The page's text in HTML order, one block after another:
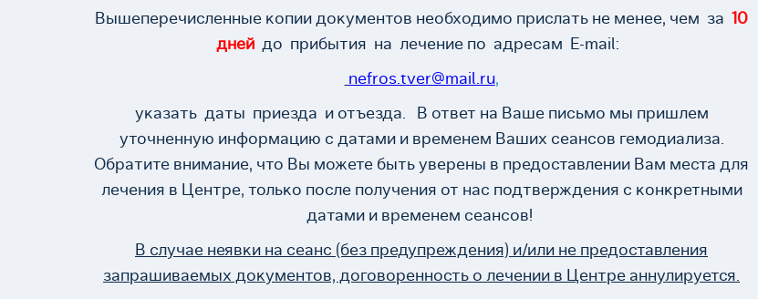
Вышеперечисленные копии документов необходимо прислать не менее, чем за 10
дней до прибытия на лечение по адресам E-mail:
nefros.tver@mail.ru,
указать даты приезда и отъезда. В ответ на Ваше письмо мы пришлем
уточненную информацию с датами и временем Ваших сеансов гемодиализа.
Обратите внимание, что Вы можете быть уверены в предоставлении Вам места для
лечения в Центре, только после получения от нас подтверждения с конкретными
датами и временем сеансов!
В случае неявки на сеанс (без предупреждения) и/или не предоставления
запрашиваемых документов, договоренность о лечении в Центре аннулируется.